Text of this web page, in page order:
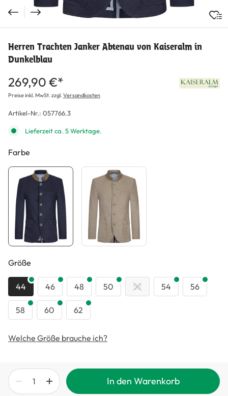
Herren Trachten Janker Abtenau von Kaiseralm in
Dunkelblau
269,90 €*
Preise inkl. MwSt. zzgl.Versandkosten
Artikel-Nr.: 057766.3
Lieferzeit ca. 5 Werktage.
Farbe
Größe
44 46 48 50 52 54 56
58 60 62
Welche Größe brauche ich?
In den Warenkorb